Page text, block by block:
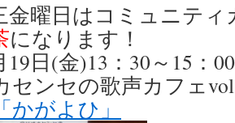
曜日はコミュニティ
になります！
19日(金)13：30～15：00
センセの歌声カフェ
かがよひ」